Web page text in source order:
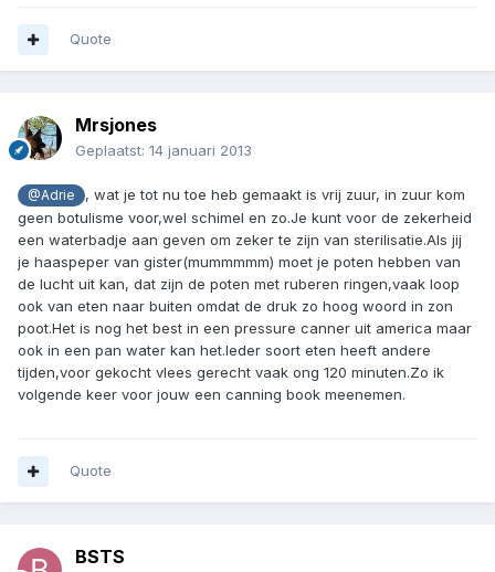
Quote
Mrsjones
Geplaatst: 14 januari 2013
@Adrie
, wat je tot nu toe heb gemaakt is vrij zuur, in zuur kom
geen botulisme voor,wel schimel en zo.Je kunt voor de zekerheid
een waterbadje aan geven om zeker te zijn van sterilisatie.Als jij
je haaspeper van gister(mummmmm) moet je poten hebben van
de lucht uit kan, dat zijn de poten met ruberen ringen,vaak loop
ook van eten naar buiten omdat de druk zo hoog woord in zon
poot.Het is nog het best in een pressure canner uit america maar
ook in een pan water kan het.Ieder soort eten heeft andere
tijden,voor gekocht vlees gerecht vaak ong 120 minuten.Zo ik
volgende keer voor jouw een canning book meenemen.
Quote
BSTS